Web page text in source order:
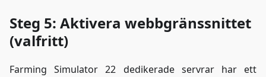
Steg 5: Aktivera webbgränssnittet
(valfritt)
Farming Simulator 22 dedikerade servrar har ett